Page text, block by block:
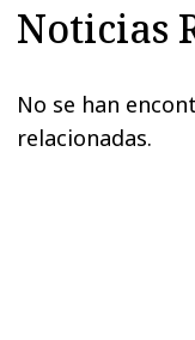
Noticias
No se han
relacionadas.